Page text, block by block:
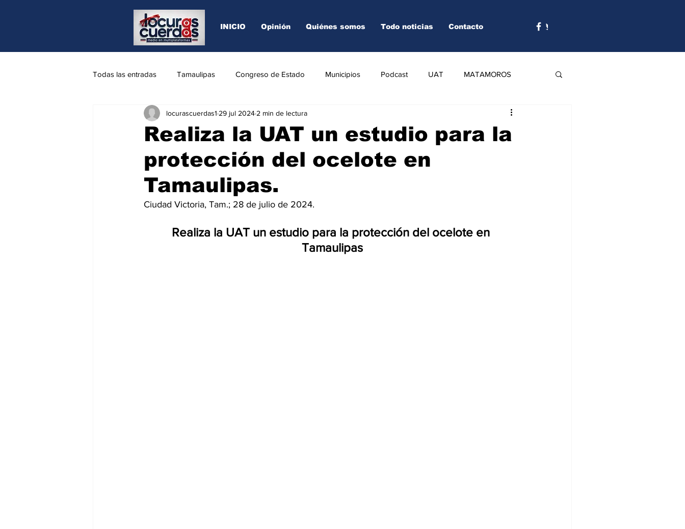
INICIO Opinión Quiénes somos Todo noticias Contacto
Todas las entradas Tamaulipas Congreso de Estado Municipios Podcast UAT MATAMOROS
REYNOSA N.LAREDO TAMPICO
Realiza la UAT un estudio para la
protección del ocelote en
Tamaulipas.
locurascuerdas1 29 jul 2024 2 min de lectura
Ciudad Victoria, Tam.; 28 de julio de 2024.
Realiza la UAT un estudio para la protección del ocelote en
Tamaulipas